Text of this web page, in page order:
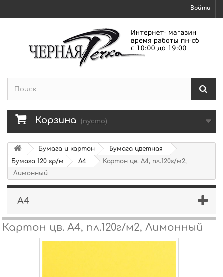
Войти
Корзина (пусто)
Бумага и картон
Бумага цветная
Бумага 120 гр/м
A4
Картон цв. А4, пл.120г/м2,
Лимонный
A4
Картон цв. А4, пл.120г/м2, Лимонный